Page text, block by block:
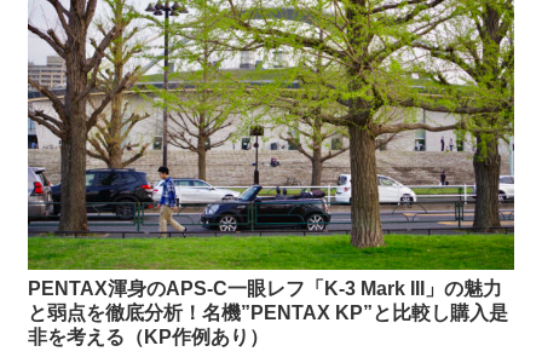
PENTAX渾身のAPS-C一眼レフ「K-3 Mark III」の魅力
と弱点を徹底分析！名機”PENTAX KP”と比較し購入是
非を考える（KP作例あり）